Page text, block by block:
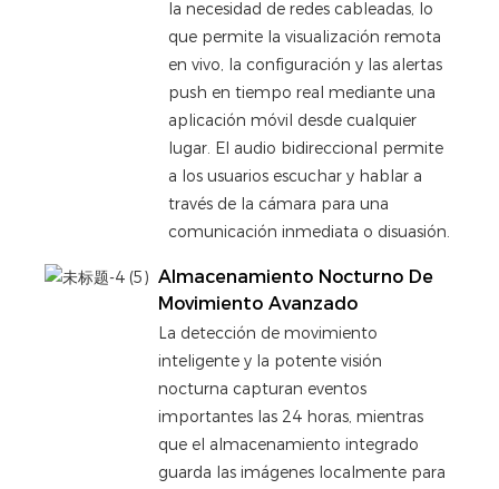
la necesidad de redes cableadas, lo
que permite la visualización remota
en vivo, la configuración y las alertas
push en tiempo real mediante una
aplicación móvil desde cualquier
lugar. El audio bidireccional permite
a los usuarios escuchar y hablar a
través de la cámara para una
comunicación inmediata o disuasión.
Almacenamiento Nocturno De
Movimiento Avanzado
La detección de movimiento
inteligente y la potente visión
nocturna capturan eventos
importantes las 24 horas, mientras
que el almacenamiento integrado
guarda las imágenes localmente para